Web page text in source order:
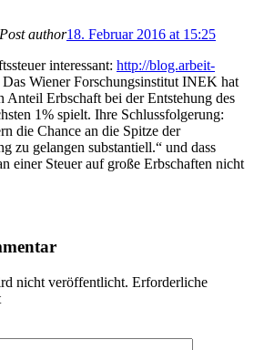
Post author18. Februar 2016 at 15:25
interessant: http://blog.arbeit-
Das Wiener Forschungsinstitut INEK hat
Anteil Erbschaft bei der Entstehung des
1% spielt. Ihre Schlussfolgerung:
die Chance an die Spitze der
zu gelangen substantiell.“ und dass
einer Steuer auf große Erbschaften nicht
nicht veröffentlicht. Erforderliche